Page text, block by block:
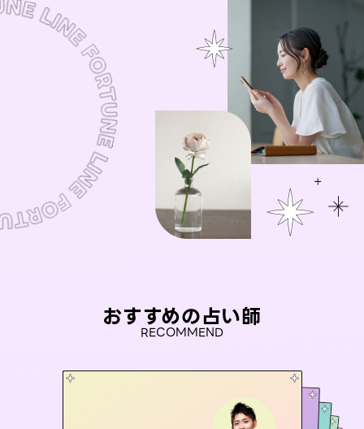
おすすめの占い師
RECOMMEND